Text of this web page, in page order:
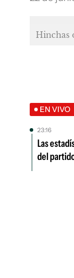
Hinchas
EN VIVO
23:16
Las
del